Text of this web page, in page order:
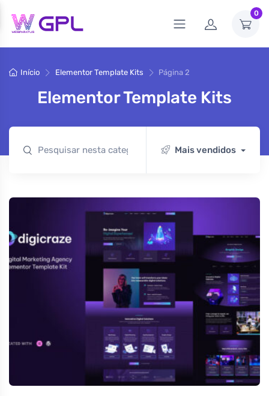
0
Início Elementor Template Kits Página 2
Elementor Template Kits
Mais vendidos